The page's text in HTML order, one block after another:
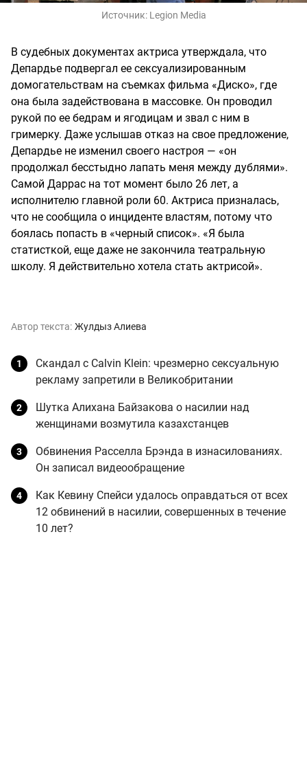
Источник: Legion Media
В судебных документах актриса утверждала, что
Депардье подвергал ее сексуализированным
домогательствам на съемках фильма «Диско», где
она была задействована в массовке. Он проводил
рукой по ее бедрам и ягодицам и звал с ним в
гримерку. Даже услышав отказ на свое предложение,
Депардье не изменил своего настроя — «он
продолжал бесстыдно лапать меня между дублями».
Самой Даррас на тот момент было 26 лет, а
исполнителю главной роли 60. Актриса призналась,
что не сообщила о инциденте властям, потому что
боялась попасть в «черный список». «Я была
статисткой, еще даже не закончила театральную
школу. Я действительно хотела стать актрисой».
Автор текста: Жулдыз Алиева
Скандал с Calvin Klein: чрезмерно сексуальную
рекламу запретили в Великобритании
Шутка Алихана Байзакова о насилии над
женщинами возмутила казахстанцев
Обвинения Расселла Брэнда в изнасилованиях.
Он записал видеообращение
Как Кевину Спейси удалось оправдаться от всех
12 обвинений в насилии, совершенных в течение
10 лет?